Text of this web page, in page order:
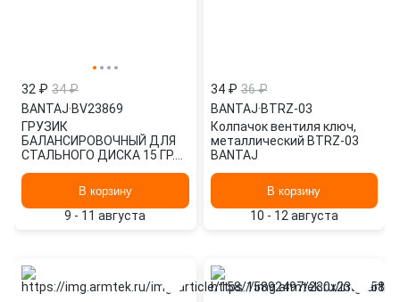
32 ₽ 34 ₽
BANTAJ·BV23869
ГРУЗИК
БАЛАНСИРОВОЧНЫЙ ДЛЯ
СТАЛЬНОГО ДИСКА 15 ГР.
BANTAJ BV23869
В корзину
9 - 11 августа
34 ₽ 36 ₽
BANTAJ·BTRZ-03
Колпачок вентиля ключ,
металлический BTRZ-03
BANTAJ
В корзину
10 - 12 августа